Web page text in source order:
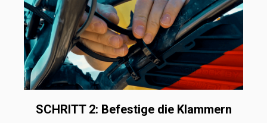
SCHRITT 2: Befestige die Klammern